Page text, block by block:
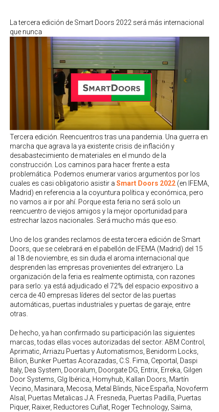
La tercera edición de Smart Doors 2022 será más internacional
que nunca
Tercera edición. Reencuentros tras una pandemia. Una guerra en
marcha que agrava la ya existente crisis de inflación y
desabastecimiento de materiales en el mundo de la
construcción. Los caminos para hacer frente a esta
problemática. Podemos enumerar varios argumentos por los
cuales es casi obligatorio asistir a Smart Doors 2022 (en IFEMA,
Madrid) en referencia a la coyuntura política y económica, pero
no vamos a ir por ahí. Porque esta feria no será solo un
reencuentro de viejos amigos y la mejor oportunidad para
estrechar lazos nacionales. Será mucho más que eso.
Uno de los grandes reclamos de esta tercera edición de Smart
Doors, que se celebrará en el pabellón de IFEMA (Madrid) del 15
al 18 de noviembre, es sin duda el aroma internacional que
desprenden las empresas provenientes del extranjero. La
organización de la feria es realmente optimista, con razones
para serlo: ya está adjudicado el 72% del espacio expositivo a
cerca de 40 empresas líderes del sector de las puertas
automáticas, puertas industriales y puertas de garaje, entre
otras.
De hecho, ya han confirmado su participación las siguientes
marcas, todas ellas voces autorizadas del sector: ABM Control,
Aprimatic, Arriazu Puertas y Automatismos, Benidorm Locks,
Bilion, Bunker Puertas Acorazadas, C.S. Fima, Ceportal, Daspi
Italy, Dea System, Dooralum, Doorgate DG, Entrix, Erreka, Gilgen
Door Systems, Glg Ibérica, Homyhub, Kallan Doors, Martín
Vecino, Masinara, Mecosa, Metal Blinds, Nice España, Novoferm
Alsal, Puertas Metalicas J.A. Fresneda, Puertas Padilla, Puertas
Piquer, Raixer, Reductores Cuñat, Roger Technology, Saima,